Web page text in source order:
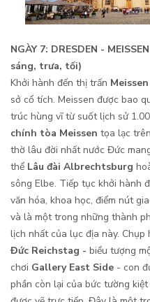
NGÀY 7: DRESDEN -
sáng, trưa, tối)
Khởi hành đến thị trấn Meissen
sở cổ tích. Meissen được bao
trúc hùng vĩ từ suốt lịch sử
chính tòa Meissen tọa lạc
thờ lâu đời nhất nước Đức
thể Lâu đài Albrechtsburg
sông Elbe. Tiếp tục khởi hành
văn hóa, khoa học, điểm nút
và là một trong những thành
lịch nhất của lục địa này. Chụp
Đức Reichstag - biểu tượng
chơi Gallery East Side - con
phần còn lại của bức tường